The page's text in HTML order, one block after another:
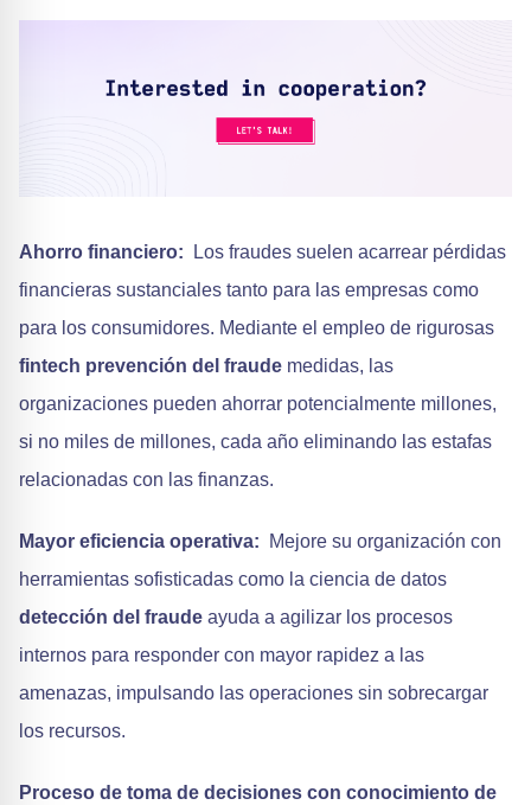
Ahorro financiero: Los fraudes suelen acarrear pérdidas
financieras sustanciales tanto para las empresas como
para los consumidores. Mediante el empleo de rigurosas
fintech prevención del fraude medidas, las
organizaciones pueden ahorrar potencialmente millones,
si no miles de millones, cada año eliminando las estafas
relacionadas con las finanzas.
Mayor eficiencia operativa:
Mejore su organización con
herramientas sofisticadas como la ciencia de datos
detección del fraude ayuda a agilizar los procesos
internos para responder con mayor rapidez a las
amenazas, impulsando las operaciones sin sobrecargar
los recursos.
Proceso de toma de decisiones con conocimiento de